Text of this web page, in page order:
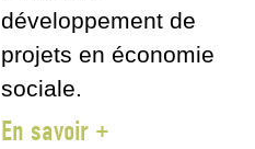
développement de
projets en économie
sociale.
En savoir +